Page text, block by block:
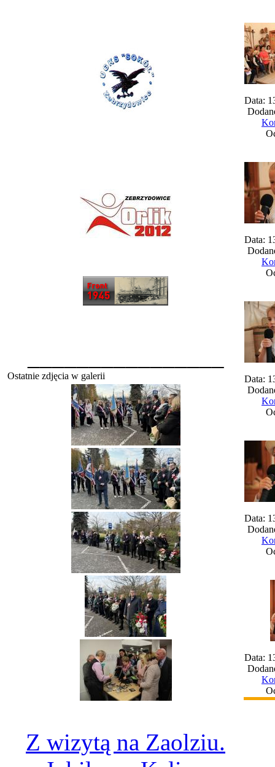
Ostatnie zdjęcia w galerii
Z wizytą na Zaolziu.
Data:
Data:
Data:
Data:
Data: